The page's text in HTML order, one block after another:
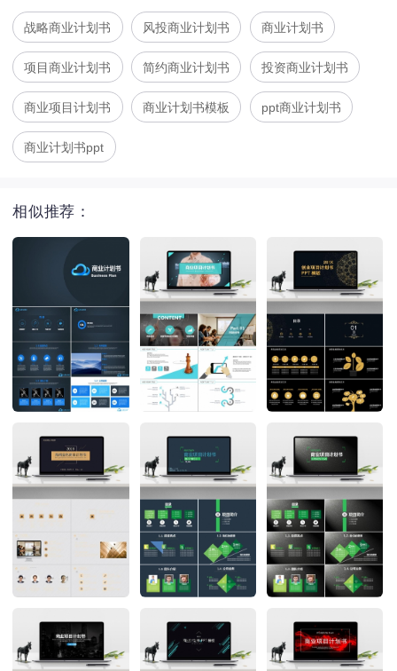
战略商业计划书 风投商业计划书 商业计划书
项目商业计划书 简约商业计划书 投资商业计划书
商业项目计划书 商业计划书模板 ppt商业计划书
商业计划书ppt
相似推荐：